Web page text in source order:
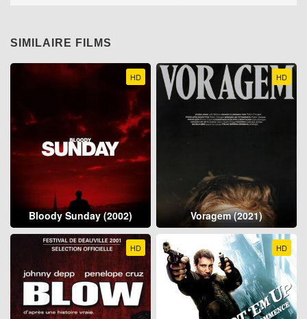
SIMILAIRE FILMS
HD
Bloody Sunday (2002)
HD
Voragem (2021)
HD HD